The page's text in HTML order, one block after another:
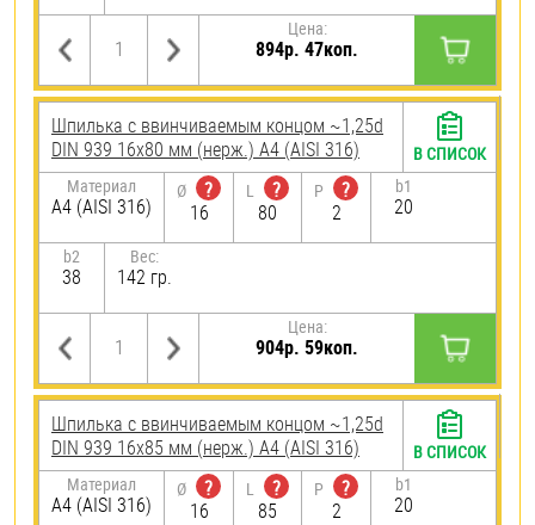
Цена:
894р. 47коп.
Шпилька c ввинчиваемым концом ~1,25d
DIN 939 16х80 мм (нерж.) A4 (AISI 316)
Материал
A4 (AISI 316)
Ø
?
16
L
?
80
P
?
2
b1
20
b2
38
Вес:
142 гр.
Цена:
904р. 59коп.
В СПИСОК
Шпилька c ввинчиваемым концом ~1,25d
DIN 939 16х85 мм (нерж.) A4 (AISI 316)
Материал
A4 (AISI 316)
Ø
?
16
L
?
85
P
?
2
b1
20
В СПИСОК